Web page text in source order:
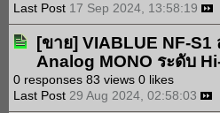
Last Post 17 Sep 2024, 13:58:19
[ขาย] VIABLUE NF-
Analog MONO ระดับ
0 responses 83 views 0 likes
Last Post 29 Aug 2024, 02:58:03